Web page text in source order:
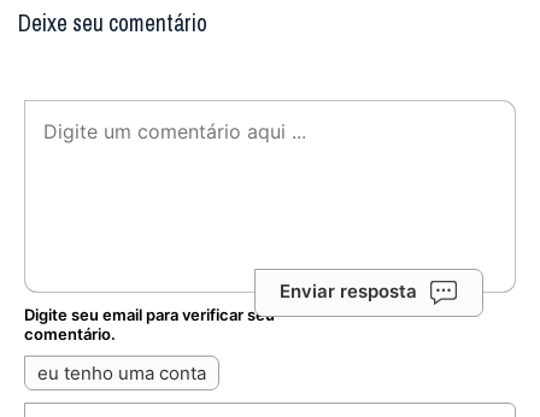
Deixe seu comentário
Enviar resposta
Digite seu email para verificar seu
comentário.
eu tenho uma conta